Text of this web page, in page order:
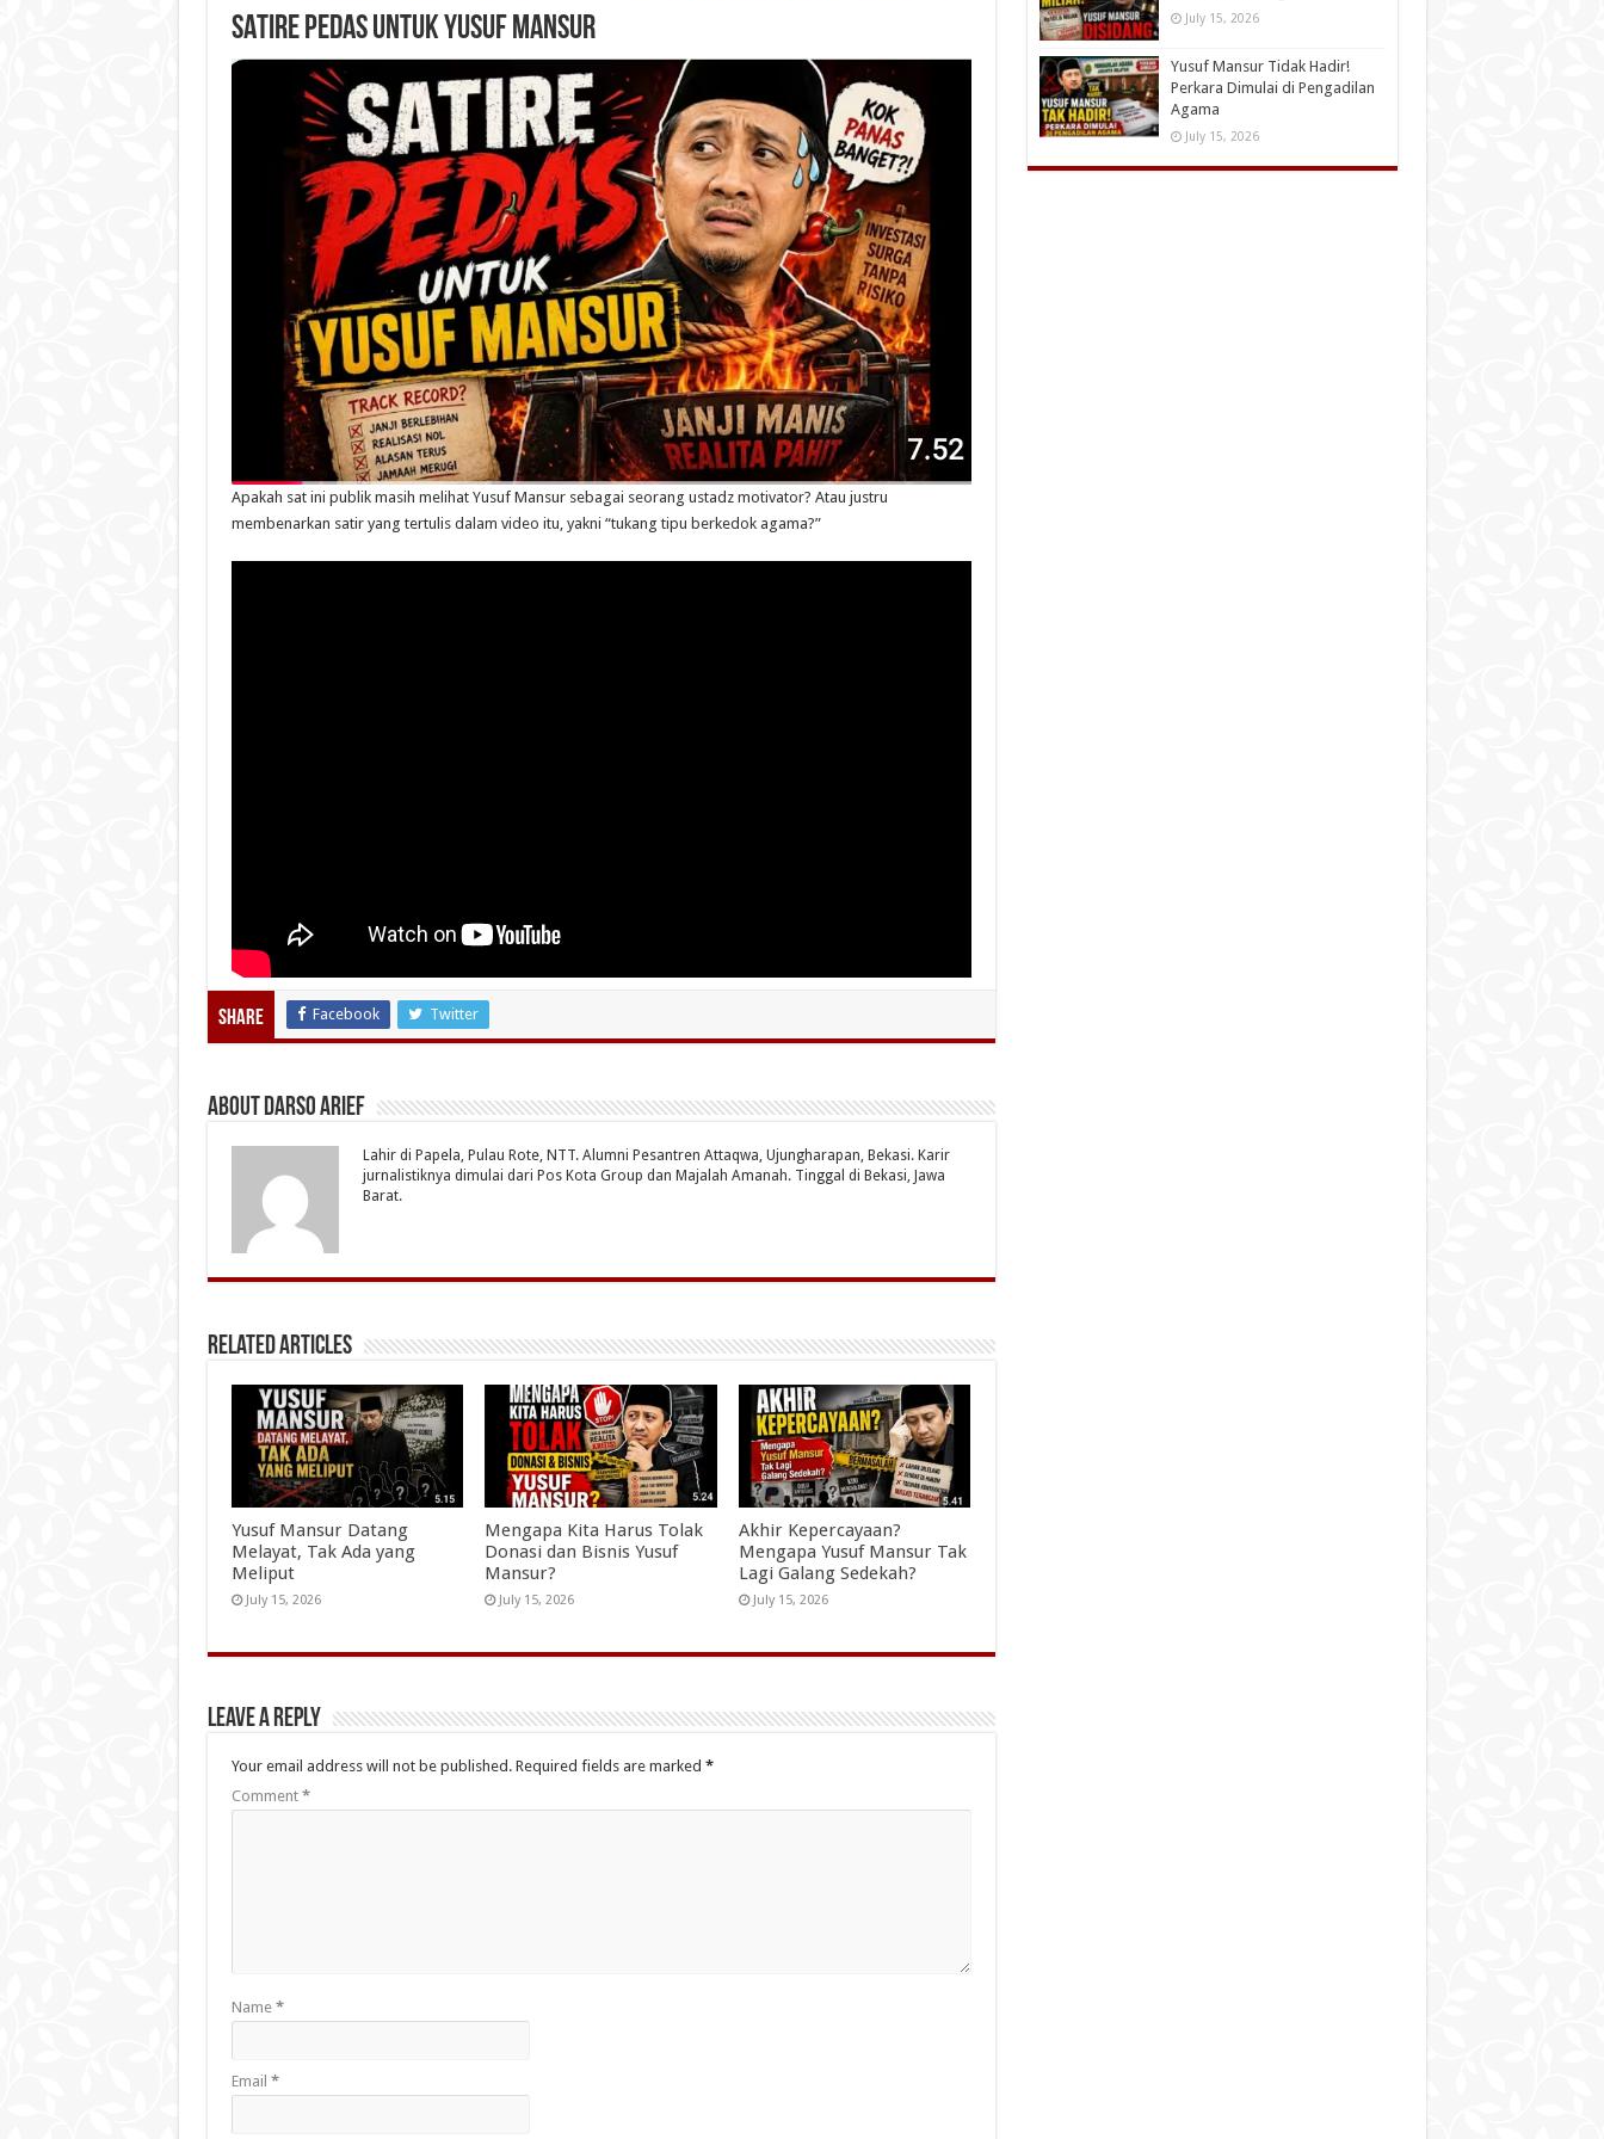
SATIRE PEDAS UNTUK YUSUF MANSUR
Apakah sat ini publik masih melihat Yusuf Mansur sebagai seorang ustadz motivator? Atau justru
membenarkan satir yang tertulis dalam video itu, yakni “tukang tipu berkedok agama?”
Share Facebook Twitter
About Darso Arief
Lahir di Papela, Pulau Rote, NTT. Alumni Pesantren Attaqwa, Ujungharapan, Bekasi. Karir
jurnalistiknya dimulai dari Pos Kota Group dan Majalah Amanah. Tinggal di Bekasi, Jawa
Barat.
Related Articles
Yusuf Mansur Datang
Melayat, Tak Ada yang
Meliput
July 15, 2026
Mengapa Kita Harus Tolak
Donasi dan Bisnis Yusuf
Mansur?
July 15, 2026
Akhir Kepercayaan?
Mengapa Yusuf Mansur Tak
Lagi Galang Sedekah?
July 15, 2026
Leave a Reply
Your email address will not be published. Required fields are marked *
Comment *
Name *
Email *
July 15, 2026
Yusuf Mansur Tidak Hadir!
Perkara Dimulai di Pengadilan
Agama
July 15, 2026